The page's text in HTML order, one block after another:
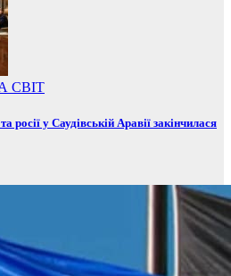
СВІТ
росії у Саудівській Аравії закінчилася